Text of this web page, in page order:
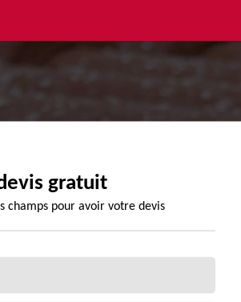
gratuit
champs pour avoir votre devis